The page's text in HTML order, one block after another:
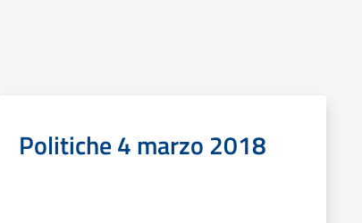
Politiche 4 marzo 2018